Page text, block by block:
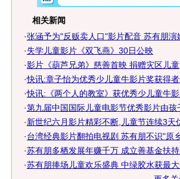
相关新闻
·张涵予为"反贩卖人口"影片配音 苏有朋演
·失学儿童影片《双飞燕》30日公映
·影片《葫芦兄弟》慈善首映 捐赠灾区儿童
·快讯:章子怡为优秀少儿童牛影片奖获得
·快讯:《两个人的教室》获优秀少儿童牛
·第九届中国国际儿童电影节优秀影片由孩
·新世纪六月影片精彩不断,儿童节连续3天
·台湾经典影片翻拍电视剧 苏有朋不识"原
·苏有朋多栖发展年赚千万 成立善基金扶
·苏有朋捧场儿童欢乐盛典 中绿胶水获最